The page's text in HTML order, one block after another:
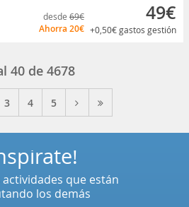
desde 69€
Ahorra 20€
49€
+0,50€gastos gestión
40 de 4678
3 4 5
actividades que están
los demás